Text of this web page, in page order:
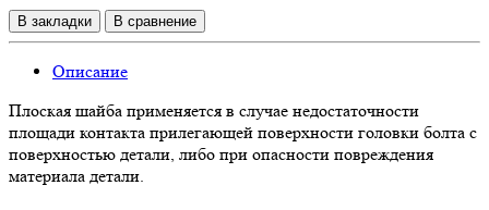
В закладки В сравнение
Описание
Плоская шайба применяется в случае недостаточности
площади контакта прилегающей поверхности головки болта с
поверхностью детали, либо при опасности повреждения
материала детали.